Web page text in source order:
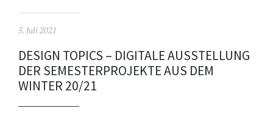
5. Juli 2021
DESIGN TOPICS – DIGITALE AUSSTELLUNG
DER SEMESTERPROJEKTE AUS DEM
WINTER 20/21